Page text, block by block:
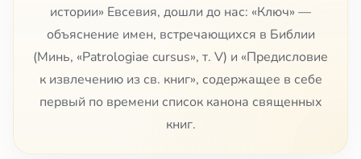
истории» Евсевия, дошли до нас: «Ключ» —
объяснение имен, встречающихся в Библии
(Минь, «Patrologiae cursus», т. V) и «Предисловие
к извлечению из св. книг», содержащее в себе
первый по времени список канона священных
книг.